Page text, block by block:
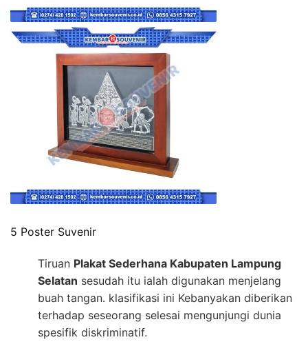
5 Poster Suvenir
Tiruan Plakat Sederhana Kabupaten Lampung
Selatan sesudah itu ialah digunakan menjelang
buah tangan. klasifikasi ini Kebanyakan diberikan
terhadap seseorang selesai mengunjungi dunia
spesifik diskriminatif.